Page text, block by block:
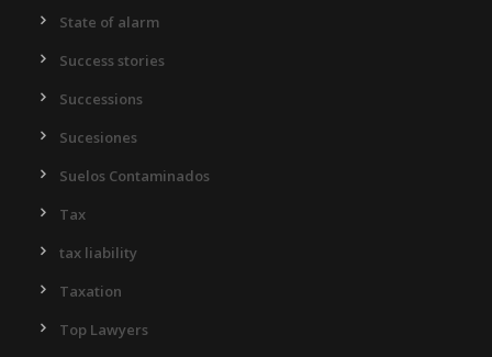
State of alarm
Success stories
Successions
Sucesiones
Suelos Contaminados
Tax
tax liability
Taxation
Top Lawyers